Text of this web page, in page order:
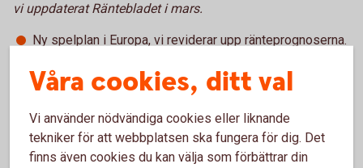
vi uppdaterat Räntebladet i mars.
Ny spelplan i Europa, vi reviderar upp ränteprognoserna.
botten också är nådd för boräntor.
Räntebladet – februari 2025
Våra cookies, ditt val
Vi använder nödvändiga cookies eller liknande
tekniker för att webbplatsen ska fungera för dig. Det
finns även cookies du kan välja som förbättrar din